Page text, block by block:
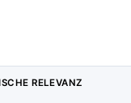
RELEVANZ